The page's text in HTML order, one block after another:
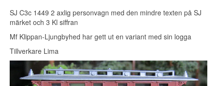
SJ C3c 1449 2 axlig personvagn med den mindre texten på SJ
märket och 3 Kl siffran
Mf Klippan-Ljungbyhed har gett ut en variant med sin logga
Tillverkare Lima